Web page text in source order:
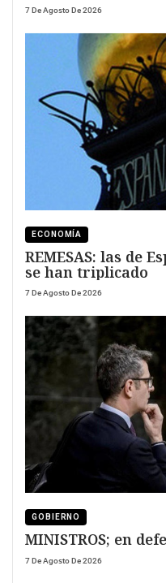
7 De Agosto De 2026
ECONOMÍA
REMESAS: las de
se han triplicado
7 De Agosto De 2026
GOBIERNO
MINISTROS; en
7 De Agosto De 2026